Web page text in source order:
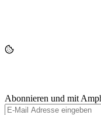
Abonnieren und mit